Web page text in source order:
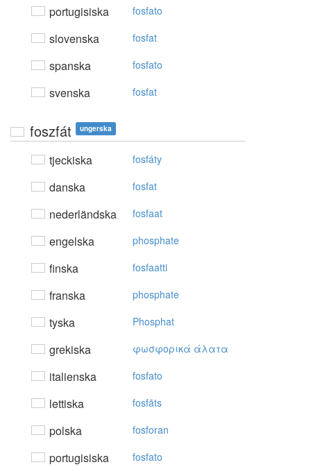
portugisiska fosfato
slovenska fosfat
spanska fosfato
svenska fosfat
foszfát ungerska
tjeckiska fosfáty
danska fosfat
nederländska fosfaat
engelska phosphate
finska fosfaatti
franska phosphate
tyska Phosphat
grekiska φωσφoρικά άλατα
italienska fosfato
lettiska fosfāts
polska fosforan
portugisiska fosfato